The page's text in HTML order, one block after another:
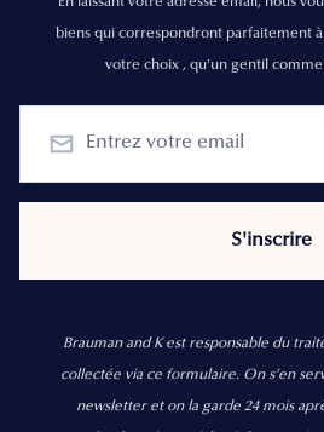
biens qui correspondront parfaitement
votre choix , qu'un gentil
Brauman and K est responsable du
collectée via ce formulaire. On s’en
newsletter et on la garde 24 mois